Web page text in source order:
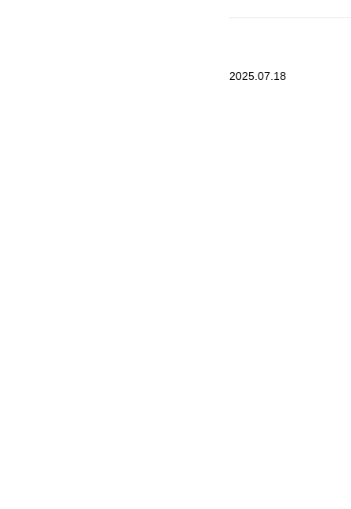
2025.07.18